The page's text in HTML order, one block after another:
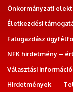
Önkormányzati
Életkezdési
Falugazdász
NFK hirdetmény –
Választási
Hirdetmények